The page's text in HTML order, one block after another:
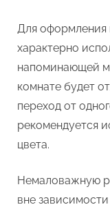
Для оформления
характерно
напоминающей
комнате будет
переход от
рекомендуется
цвета.
Немаловажную
вне